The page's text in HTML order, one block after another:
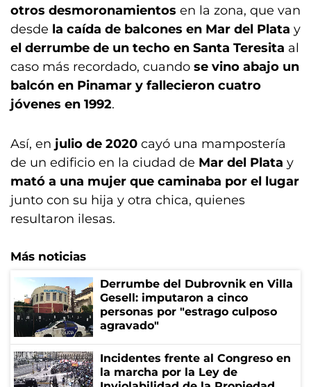
otros desmoronamientos en la zona, que van
desde la caída de balcones en Mar del Plata y
el derrumbe de un techo en Santa Teresita al
caso más recordado, cuando se vino abajo un
balcón en Pinamar y fallecieron cuatro
jóvenes en 1992.
Así, en julio de 2020 cayó una mampostería
de un edificio en la ciudad de Mar del Plata y
mató a una mujer que caminaba por el lugar
junto con su hija y otra chica, quienes
resultaron ilesas.
Más noticias
Derrumbe del Dubrovnik en Villa
Gesell: imputaron a cinco
personas por "estrago culposo
agravado"
Incidentes frente al Congreso en
la marcha por la Ley de